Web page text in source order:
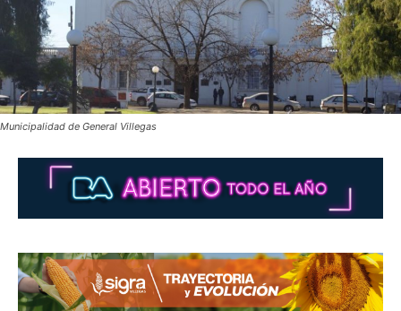
Municipalidad de General Villegas